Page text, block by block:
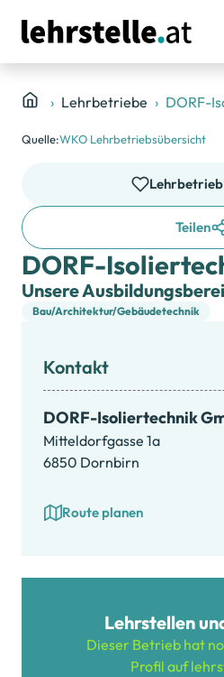
Lehrbetriebe DORF-
Quelle:WKO Lehrbetriebsübersicht
Teilen
DORF-
Unsere
Bau/Architektur/Gebäudetechnik
Kontakt
DORF-Isoliertechnik
Mitteldorfgasse 1a
6850 Dornbirn
Route planen
Lehrstellen
Dieser Betrieb hat
Profil auf